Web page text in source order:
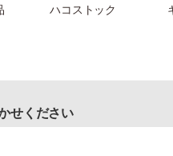
ハコストック
せください